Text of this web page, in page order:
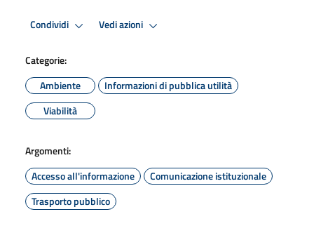
Condividi Vedi azioni
Categorie:
Ambiente
Informazioni di pubblica utilità
Viabilità
Argomenti:
Accesso all'informazione
Comunicazione istituzionale
Trasporto pubblico